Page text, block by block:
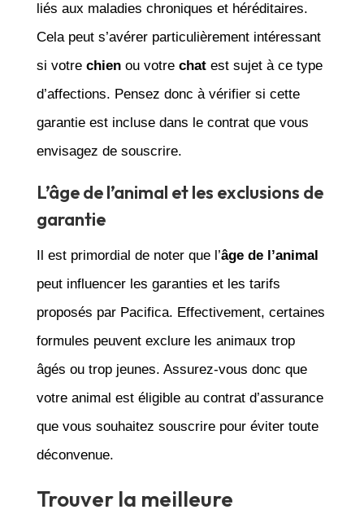
liés aux maladies chroniques et héréditaires.
Cela peut s’avérer particulièrement intéressant
si votre chienou votre chatest sujet à ce type
d’affections. Pensez donc à vérifier si cette
garantie est incluse dans le contrat que vous
envisagez de souscrire.
L’âge de l’animal et les exclusions de
garantie
Il est primordial de noter que l’âge de l’animal
peut influencer les garanties et les tarifs
proposés par Pacifica. Effectivement, certaines
formules peuvent exclure les animaux trop
âgés ou trop jeunes. Assurez-vous donc que
votre animal est éligible au contrat d’assurance
que vous souhaitez souscrire pour éviter toute
déconvenue.
Trouver la meilleure